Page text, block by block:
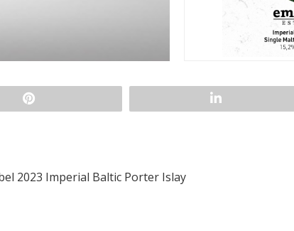
2023 Imperial Baltic Porter Islay